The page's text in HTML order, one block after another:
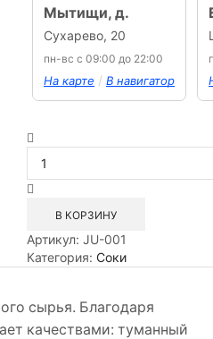
Мытищи, д.
Сухарево, 20
пн-вс с 09:00 до 22:00
На карте / В навигатор
товара
Нектар
Ананас
1л
В КОРЗИНУ
Артикул: JU-001
Категория: Соки
сырья. Благодаря
качествами: туманный